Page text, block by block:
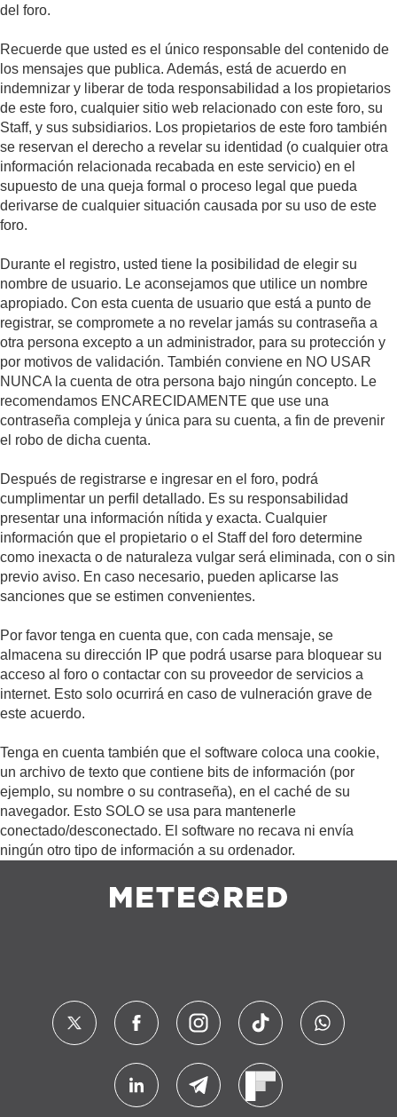
del foro.
Recuerde que usted es el único responsable del contenido de
los mensajes que publica. Además, está de acuerdo en
indemnizar y liberar de toda responsabilidad a los propietarios
de este foro, cualquier sitio web relacionado con este foro, su
Staff, y sus subsidiarios. Los propietarios de este foro también
se reservan el derecho a revelar su identidad (o cualquier otra
información relacionada recabada en este servicio) en el
supuesto de una queja formal o proceso legal que pueda
derivarse de cualquier situación causada por su uso de este
foro.
Durante el registro, usted tiene la posibilidad de elegir su
nombre de usuario. Le aconsejamos que utilice un nombre
apropiado. Con esta cuenta de usuario que está a punto de
registrar, se compromete a no revelar jamás su contraseña a
otra persona excepto a un administrador, para su protección y
por motivos de validación. También conviene en NO USAR
NUNCA la cuenta de otra persona bajo ningún concepto. Le
recomendamos ENCARECIDAMENTE que use una
contraseña compleja y única para su cuenta, a fin de prevenir
el robo de dicha cuenta.
Después de registrarse e ingresar en el foro, podrá
cumplimentar un perfil detallado. Es su responsabilidad
presentar una información nítida y exacta. Cualquier
información que el propietario o el Staff del foro determine
como inexacta o de naturaleza vulgar será eliminada, con o sin
previo aviso. En caso necesario, pueden aplicarse las
sanciones que se estimen convenientes.
Por favor tenga en cuenta que, con cada mensaje, se
almacena su dirección IP que podrá usarse para bloquear su
acceso al foro o contactar con su proveedor de servicios a
internet. Esto solo ocurrirá en caso de vulneración grave de
este acuerdo.
Tenga en cuenta también que el software coloca una cookie,
un archivo de texto que contiene bits de información (por
ejemplo, su nombre o su contraseña), en el caché de su
navegador. Esto SOLO se usa para mantenerle
conectado/desconectado. El software no recava ni envía
ningún otro tipo de información a su ordenador.